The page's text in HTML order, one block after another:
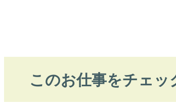
このお仕事をチェ